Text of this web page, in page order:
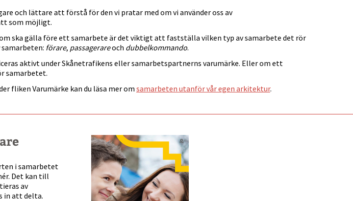
och lättare att förstå för den vi pratar med om vi använder oss av
som möjligt.
ska gälla före ett samarbete är det viktigt att fastställa vilken typ av samarbete det rör
förare, passagerareoch dubbelkommando.
aktivt under Skånetrafikens eller samarbetspartnerns varumärke. Eller om ett
samarbetet.
fliken Varumärke kan du läsa mer om samarbeten utanför vår egen arkitektur.
i samarbetet
Det kan till
av
in att delta.